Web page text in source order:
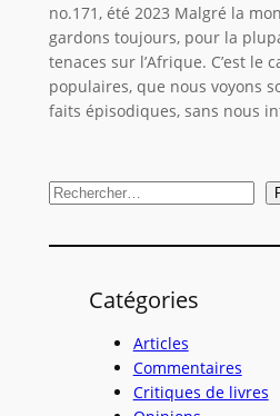
no.171, été 2023 Malgré la
gardons toujours, pour la
tenaces sur l’Afrique. C’est le
populaires, que nous voyons
faits épisodiques, sans nous
R
c
Catégories
Articles
Commentaires
Critiques de livres